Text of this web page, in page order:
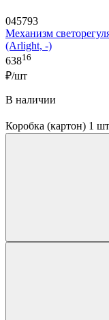
045793
Механизм
(Arlight, -)
63816
₽/шт
В наличии
Коробка (картон) 1